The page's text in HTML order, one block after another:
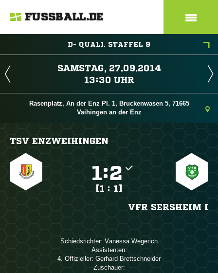
FUSSBALL.DE
D- QUALI. STAFFEL 9
 
 
Rasenplatz, An der Enz Pl. 1, Bruckenwasen 5, 71665
Vaihingen an der Enz
TSV ENZWEIHINGEN
:
[1 : 1]
VFR SERSHEIM I
Schiedsrichter:  
Assistenten:
4. Offizieller:  
Zuschauer: